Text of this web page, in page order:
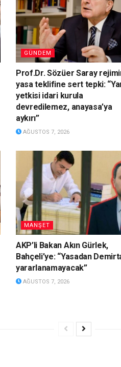
GÜNDEM
Prof.Dr. Sözüer Saray
yasa teklifine sert tepki:
yetkisi idari kurula
devredilemez, anayasa’ya
aykırı”
AĞUSTOS 7, 2026
MANŞET
AKP’li Bakan Akın Gürlek,
Bahçeli’ye: “Yasadan
yararlanamayacak”
AĞUSTOS 7, 2026